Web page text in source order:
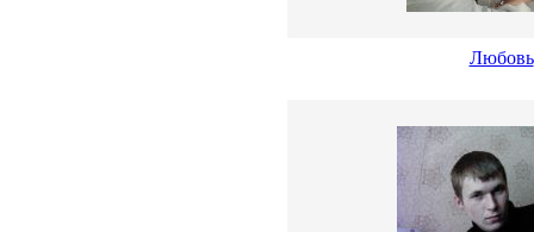
Любовь